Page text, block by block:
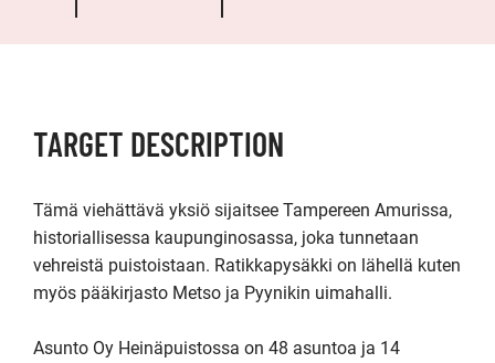
TARGET DESCRIPTION
Tämä viehättävä yksiö sijaitsee Tampereen Amurissa,
historiallisessa kaupunginosassa, joka tunnetaan
vehreistä puistoistaan. Ratikkapysäkki on lähellä kuten
myös pääkirjasto Metso ja Pyynikin uimahalli.
Asunto Oy Heinäpuistossa on 48 asuntoa ja 14